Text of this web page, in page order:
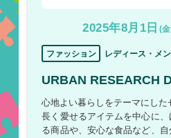
2025年8月1日 (
ファッション レディース・メ
URBAN RESEARCH
心地よい暮らしをテーマにした
長く愛せるアイテムを中心に
る商品や、安心な食品など、